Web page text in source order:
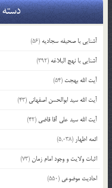
آشنایی با صحیفه سجادیه (56)
آشنایی با نهج البلاغه (392)
آیت الله بهجت (54)
آیت الله سید ابوالحسن اصفهانی (43)
آیت الله سید علی آقا قاضی (42)
ائمه اطهار (5,038)
اثبات ولایت و وجود امام زمان(73)
احادیث موضوعی (550)